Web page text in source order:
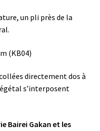
un pli près de la
(KB04)
directement dos à
s’interposent
Bairei Gakan et les